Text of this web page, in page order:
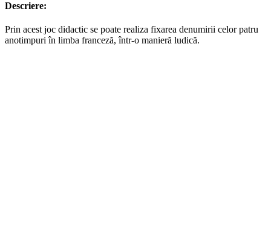
Descriere:
Prin acest joc didactic se poate realiza fixarea denumirii celor patru
anotimpuri în limba franceză, într-o manieră ludică.